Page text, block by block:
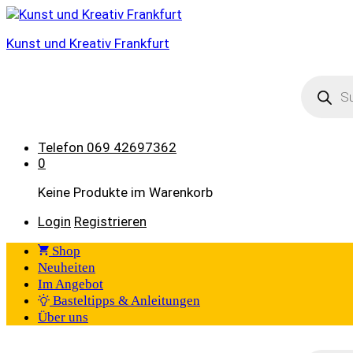
Kunst und Kreativ Frankfurt
search
Telefon 069 42697362
0
Keine Produkte im Warenkorb
Login Registrieren
Shop
Neuheiten
Im Angebot
Basteltipps & Anleitungen
Über uns